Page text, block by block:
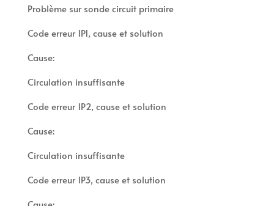
Problème sur sonde circuit primaire
Code erreur 1P1, cause et solution
Cause:
Circulation insuffisante
Code erreur 1P2, cause et solution
Cause:
Circulation insuffisante
Code erreur 1P3, cause et solution